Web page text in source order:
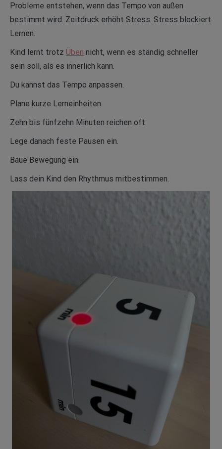
Probleme entstehen, wenn das Tempo von außen
bestimmt wird. Zeitdruck erhöht Stress. Stress blockiert
Lernen.
Kind lernt trotz Üben nicht, wenn es ständig schneller
sein soll, als es innerlich kann.
Du kannst das Tempo anpassen.
Plane kurze Lerneinheiten.
Zehn bis fünfzehn Minuten reichen oft.
Lege danach feste Pausen ein.
Baue Bewegung ein.
Lass dein Kind den Rhythmus mitbestimmen.